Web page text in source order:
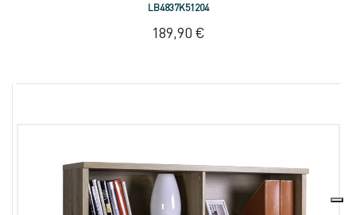
LB4837K51204
189,90 €